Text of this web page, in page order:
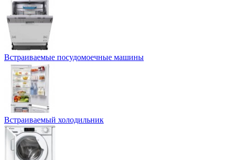
Встраиваемые посудомоечные машины
Встраиваемый холодильник